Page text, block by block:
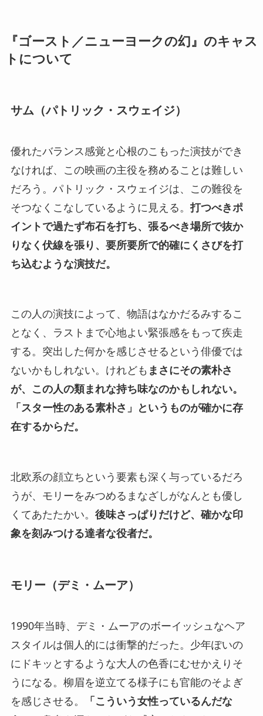
『ゴースト／ニューヨークの幻』のキャス
トについて
サム（パトリック・スウェイジ）
優れたバランス感覚と心根のこもった演技ができ
なければ、この映画の主役を務めることは難しい
だろう。パトリック・スウェイジは、この難役を
そつなくこなしているように見える。打つべきポ
イントで過たず布石を打ち、張るべき場所で抜か
りなく伏線を張り、要所要所で的確にくさびを打
ち込むような演技だ。
この人の演技によって、物語はなかだるみするこ
となく、ラストまで心地よい緊張感をもって疾走
する。突出した何かを感じさせるという俳優では
ないかもしれない。けれども まさにその素朴さ
が、この人の類まれな持ち味なのかもしれない。
「スター性のある素朴さ」というものが確かに存
在するからだ。
北欧系の顔立ちという要素も深く与っているだろ
うが、モリーをみつめるまなざしがなんとも優し
くてあたたかい。 後味さっぱりだけど、確かな印
象を刻みつける達者な役者だ。
モリー（デミ・ムーア）
1990年当時、デミ・ムーアのボーイッシュなヘア
スタイルは個人的には衝撃的だった。少年ぽいの
にドキッとするような大人の色香にむせかえりそ
うになる。柳眉を逆立てる様子にも官能のそよぎ
を感じさせる。
「こういう女性っているんだな